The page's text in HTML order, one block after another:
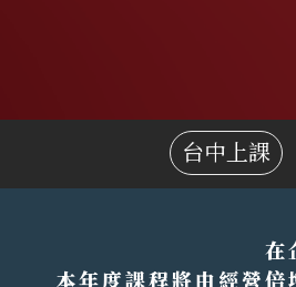
台中上課
在
本年度課程將由經營